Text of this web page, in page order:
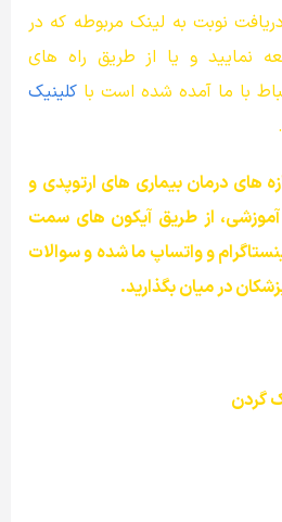
نوبت به لینک مربوطه که در
نمایید و یا از طریق راه های
با ما آمده شده است با کلینیک
های درمان بیماری های ارتوپدی و
از طریق آیکون های سمت
و واتساپ ما شده و سوالات
در میان بگذارید.